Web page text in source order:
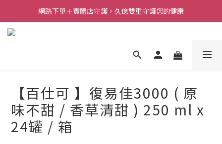
網路下單＋實體店守護，久億雙重守護您的健康
【百仕可 】復易佳3000 ( 原
味不甜 / 香草清甜 ) 250 ml x
24罐 / 箱